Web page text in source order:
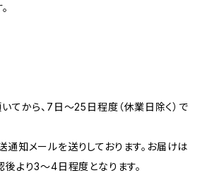
てから、7日〜25日程度（休業日除く）で
知メールを送りしております。お届けは
より3〜4日程度となります。